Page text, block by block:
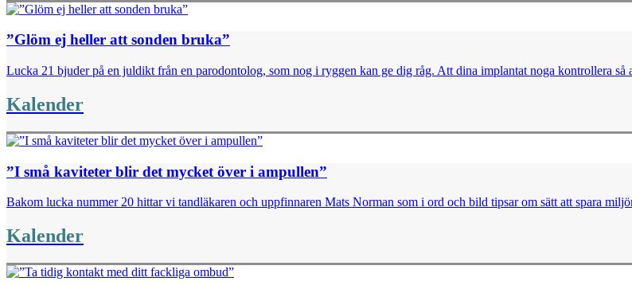
”Glöm ej heller att sonden bruka”
Lucka 21 bjuder på en juldikt från en parodontolog, som nog i ryggen kan ge dig råg. Att dina implantat noga kontrollera så
Kalender
”I små kaviteter blir det mycket över i ampullen”
Bakom lucka nummer 20 hittar vi tandläkaren och uppfinnaren Mats Norman som i ord och bild tipsar om sätt att spara
Kalender